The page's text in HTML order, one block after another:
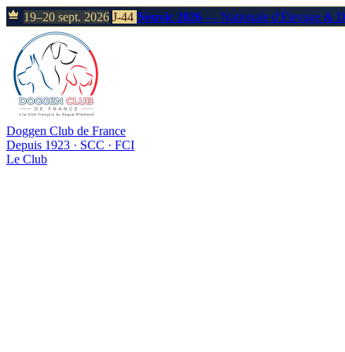
19–20 sept. 2026 J-44 Neuvic 2026 — Nationale d'Élevage &
Doggen Club de France
Depuis 1923 · SCC · FCI
Le Club